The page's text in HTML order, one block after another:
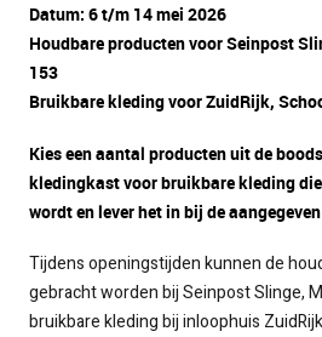
Datum: 6 t/m 14 mei 2026
Houdbare producten voorSeinpost
153
Bruikbare kleding voor ZuidRijk,
Kies een aantal producten uit de
kledingkast voor bruikbare kleding
wordt en lever het in bij de
Tijdens openingstijden kunnen de
gebracht worden bij Seinpost Slinge,
bruikbare kleding bij inloophuis